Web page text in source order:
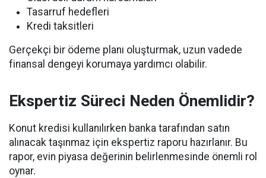
Tasarruf hedefleri
Kredi taksitleri
Gerçekçi bir ödeme planı oluşturmak, uzun vadede
finansal dengeyi korumaya yardımcı olabilir.
Ekspertiz Süreci Neden Önemlidir?
Konut kredisi kullanılırken banka tarafından satın
alınacak taşınmaz için ekspertiz raporu hazırlanır. Bu
rapor, evin piyasa değerinin belirlenmesinde önemli rol
oynar.